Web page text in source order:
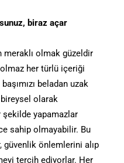
biraz açar
meraklı olmak güzeldir
olmaz her türlü içeriği
beladan uzak
olarak
yapamazlar
sahip olmayabilir. Bu
güvenlik önlemlerini alıp
tercih ediyorlar. Her